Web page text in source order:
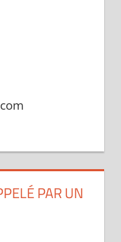
PAR UN